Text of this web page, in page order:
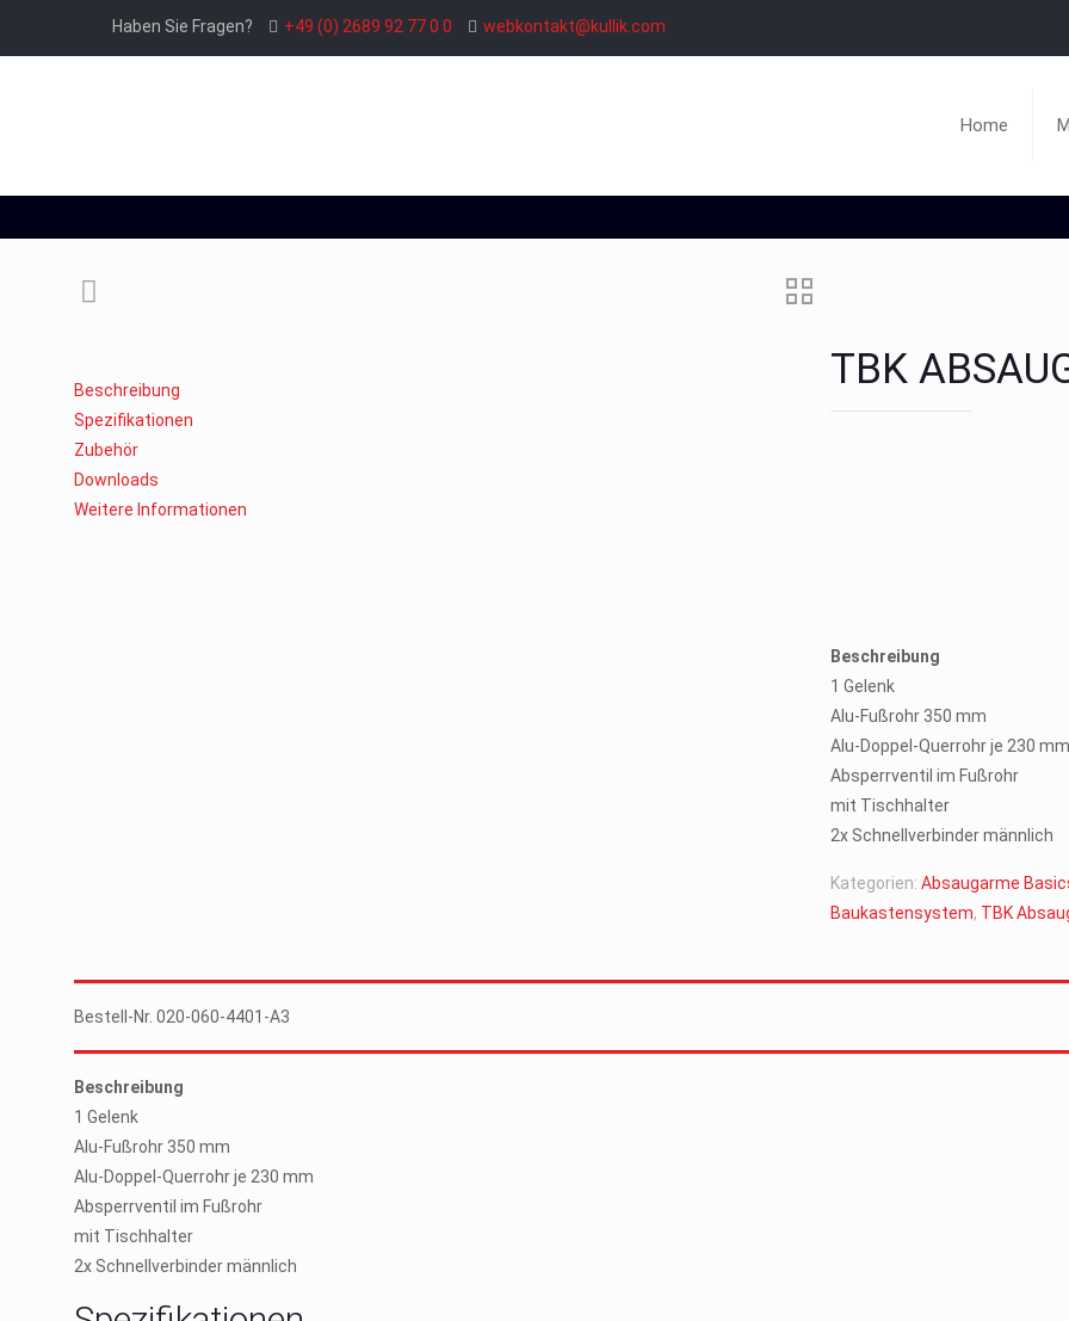
Haben Sie Fragen? +49 (0) 2689 92 77 0 0 webkontakt@kullik.com
Home
TBK
Beschreibung
1 Gelenk
Alu-Fußrohr 350 mm
Alu-Doppel-Querrohr je 230 mm
Absperrventil im Fußrohr
mit Tischhalter
2x Schnellverbinder männlich
Kategorien:Absaugarme
Baukastensystem, TBK
Beschreibung
Spezifikationen
Zubehör
Downloads
Weitere Informationen
Bestell-Nr. 020-060-4401-A3
Beschreibung
1 Gelenk
Alu-Fußrohr 350 mm
Alu-Doppel-Querrohr je 230 mm
Absperrventil im Fußrohr
mit Tischhalter
2x Schnellverbinder männlich